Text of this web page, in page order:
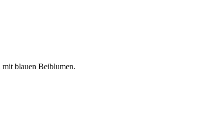
mit blauen Beiblumen.